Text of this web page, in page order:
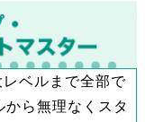
ベルまで全部で
ら無理なくスタ